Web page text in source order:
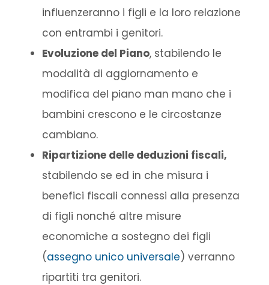
influenzeranno i figli e la loro relazione
con entrambi i genitori.
Evoluzione del Piano, stabilendo le
modalità di aggiornamento e
modifica del piano man mano che i
bambini crescono e le circostanze
cambiano.
Ripartizione delle deduzioni fiscali,
stabilendo se ed in che misura i
benefici fiscali connessi alla presenza
di figli nonché altre misure
economiche a sostegno dei figli
(assegno unico universale) verranno
ripartiti tra genitori.